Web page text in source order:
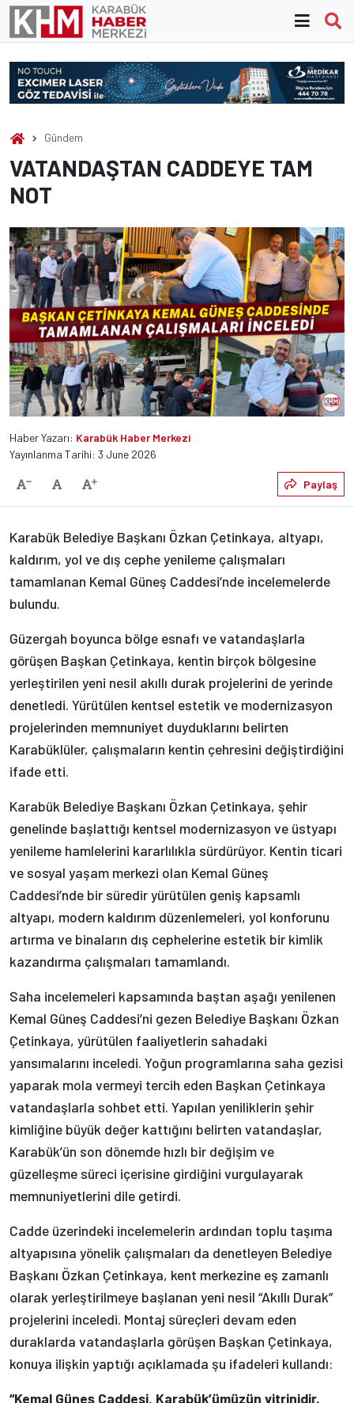
Skip
content
Gündem
VATANDAŞTAN CADDEYE TAM
NOT
Haber Yazarı: Karabük Haber Merkezi
Yayınlanma Tarihi: 3 June 2026
Yazıyı KüçültVarsayılanYazıyı Büyüt Paylaş
Karabük Belediye Başkanı Özkan Çetinkaya, altyapı,
kaldırım, yol ve dış cephe yenileme çalışmaları
tamamlanan Kemal Güneş Caddesi’nde incelemelerde
bulundu.
Güzergah boyunca bölge esnafı ve vatandaşlarla
görüşen Başkan Çetinkaya, kentin birçok bölgesine
yerleştirilen yeni nesil akıllı durak projelerini de yerinde
denetledi. Yürütülen kentsel estetik ve modernizasyon
projelerinden memnuniyet duyduklarını belirten
Karabüklüler, çalışmaların kentin çehresini değiştirdiğini
ifade etti.
Karabük Belediye Başkanı Özkan Çetinkaya, şehir
genelinde başlattığı kentsel modernizasyon ve üstyapı
yenileme hamlelerini kararlılıkla sürdürüyor. Kentin ticari
ve sosyal yaşam merkezi olan Kemal Güneş
Caddesi’nde bir süredir yürütülen geniş kapsamlı
altyapı, modern kaldırım düzenlemeleri, yol konforunu
artırma ve binaların dış cephelerine estetik bir kimlik
kazandırma çalışmaları tamamlandı.
Saha incelemeleri kapsamında baştan aşağı yenilenen
Kemal Güneş Caddesi’ni gezen Belediye Başkanı Özkan
Çetinkaya, yürütülen faaliyetlerin sahadaki
yansımalarını inceledi. Yoğun programlarına saha gezisi
yaparak mola vermeyi tercih eden Başkan Çetinkaya
vatandaşlarla sohbet etti. Yapılan yeniliklerin şehir
kimliğine büyük değer kattığını belirten vatandaşlar,
Karabük’ün son dönemde hızlı bir değişim ve
güzelleşme süreci içerisine girdiğini vurgulayarak
memnuniyetlerini dile getirdi.
Cadde üzerindeki incelemelerin ardından toplu taşıma
altyapısına yönelik çalışmaları da denetleyen Belediye
Başkanı Özkan Çetinkaya, kent merkezine eş zamanlı
olarak yerleştirilmeye başlanan yeni nesil “Akıllı Durak”
projelerini inceledi. Montaj süreçleri devam eden
duraklarda vatandaşlarla görüşen Başkan Çetinkaya,
konuya ilişkin yaptığı açıklamada şu ifadeleri kullandı:
“Kemal Güneş Caddesi, Karabük’ümüzün vitrinidir.